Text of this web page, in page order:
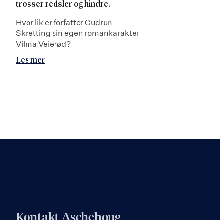
trosser redsler og hindre.
Hvor lik er forfatter Gudrun
Skretting sin egen romankarakter
Vilma Veierød?
Les mer
Kontakt Aschehoug